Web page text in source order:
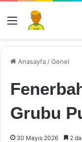
Menü
Anasayfa /Genel
Grubu
30 Mayıs 2026 2